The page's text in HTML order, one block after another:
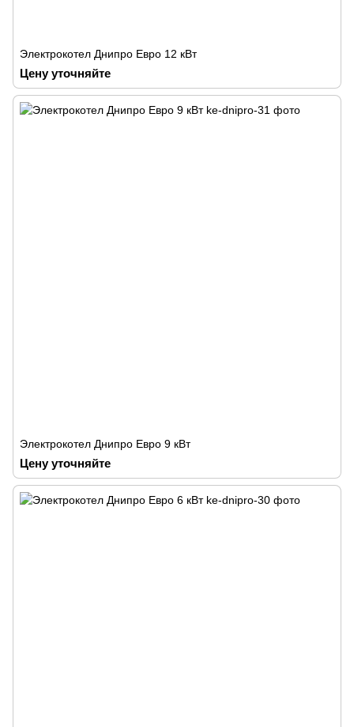
Электрокотел Днипро Евро 12 кВт
Цену уточняйте
Электрокотел Днипро Евро 9 кВт
Цену уточняйте